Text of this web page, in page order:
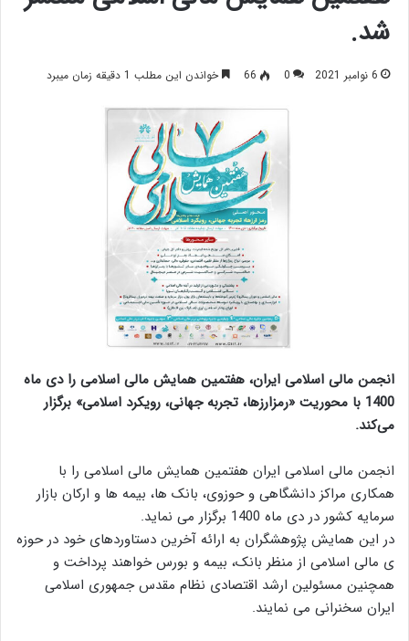
شد.
6 نوامبر 2021 0
66 خواندن این مطلب 1 دقیقه زمان میبرد
انجمن مالی اسلامی ایران، هفتمین همایش مالی اسلامی را دی ماه
1400 با محوریت «رمزارزها، تجربه جهانی، رویکرد اسلامی» برگزار
می‌کند.
انجمن مالی اسلامی ایران هفتمین همایش مالی اسلامی را با
همکاری مراکز دانشگاهی و حوزوی، بانک ها، بیمه ها و ارکان بازار
سرمایه کشور در دی ماه 1400 برگزار می نماید.
در این همایش پژوهشگران به ارائه آخرین دستاوردهای خود در حوزه
ی مالی اسلامی از منظر بانک، بیمه و بورس خواهند پرداخت و
همچنین مسئولین ارشد اقتصادی نظام مقدس جمهوری اسلامی
ایران سخنرانی می نمایند.